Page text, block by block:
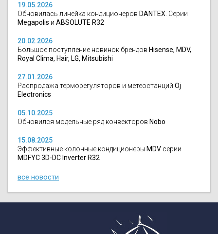
19.05.2026
Обновилась линейка кондиционеров DANTEX . Серии
Megapolis и ABSOLUTE R32
20.02.2026
Большое поступление новинок брендов Hisense, MDV,
Royal Clima, Hair, LG, Mitsubishi
27.01.2026
Распродажа терморегуляторов и метеостанций Oj
Electronics
05.10.2025
Обновился модельные ряд конвекторов Nobo
15.08.2025
Эффективные колонные кондиционеры MDV серии
MDFYC 3D-DC Inverter R32
все новости